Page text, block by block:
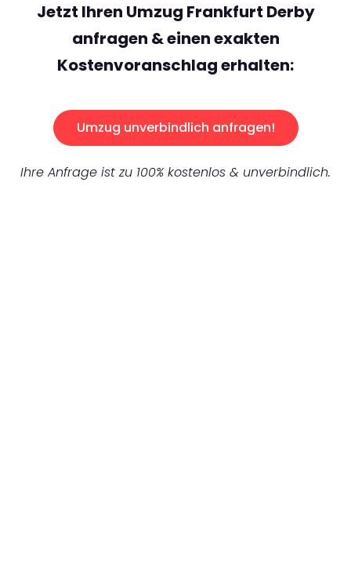
Jetzt Ihren Umzug Frankfurt Derby
anfragen & einen exakten
Kostenvoranschlag erhalten:
Umzug unverbindlich anfragen!
Ihre Anfrage ist zu 100% kostenlos & unverbindlich.